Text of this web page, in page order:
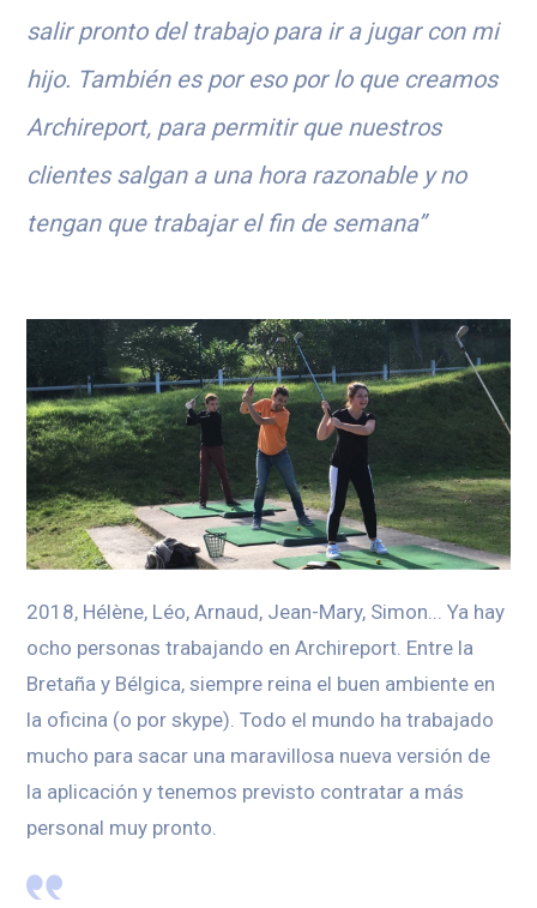
salir pronto del trabajo para ir a jugar con mi
hijo. También es por eso por lo que creamos
Archireport, para permitir que nuestros
clientes salgan a una hora razonable y no
tengan que trabajar el fin de semana”
2018, Hélène, Léo, Arnaud, Jean-Mary, Simon... Ya hay
ocho personas trabajando en Archireport. Entre la
Bretaña y Bélgica, siempre reina el buen ambiente en
la oficina (o por skype). Todo el mundo ha trabajado
mucho para sacar una maravillosa nueva versión de
la aplicación y tenemos previsto contratar a más
personal muy pronto.